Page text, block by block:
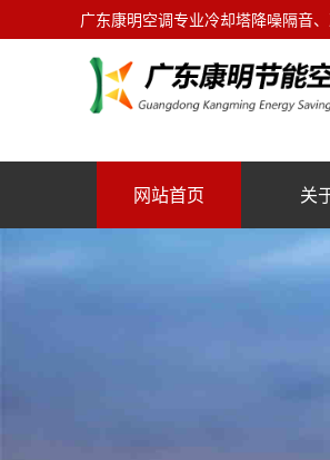
广东康明空调专业冷却塔降噪隔音
网站首页 关